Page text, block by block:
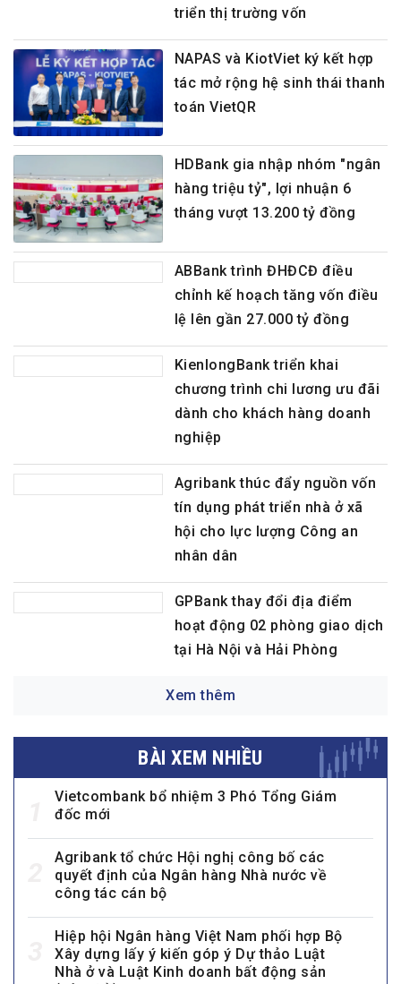
triển thị trường vốn
NAPAS và KiotViet ký kết hợp
tác mở rộng hệ sinh thái thanh
toán VietQR
HDBank gia nhập nhóm "ngân
hàng triệu tỷ", lợi nhuận 6
tháng vượt 13.200 tỷ đồng
ABBank trình ĐHĐCĐ điều
chỉnh kế hoạch tăng vốn điều
lệ lên gần 27.000 tỷ đồng
KienlongBank triển khai
chương trình chi lương ưu đãi
dành cho khách hàng doanh
nghiệp
Agribank thúc đẩy nguồn vốn
tín dụng phát triển nhà ở xã
hội cho lực lượng Công an
GPBank thay đổi địa điểm
hoạt động 02 phòng giao dịch
tại Hà Nội và Hải Phòng
BÀI XEM NHIỀU
1
Vietcombank bổ nhiệm 3 Phó Tổng Giám
đốc mới
Agribank tổ chức Hội nghị công bố các
quyết định của Ngân hàng Nhà nước về
công tác cán bộ
Hiệp hội Ngân hàng Việt Nam phối hợp Bộ
Xây dựng lấy ý kiến góp ý Dự thảo Luật